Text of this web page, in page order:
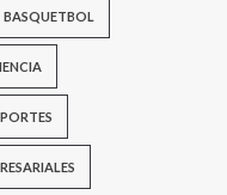
BASQUETBOL